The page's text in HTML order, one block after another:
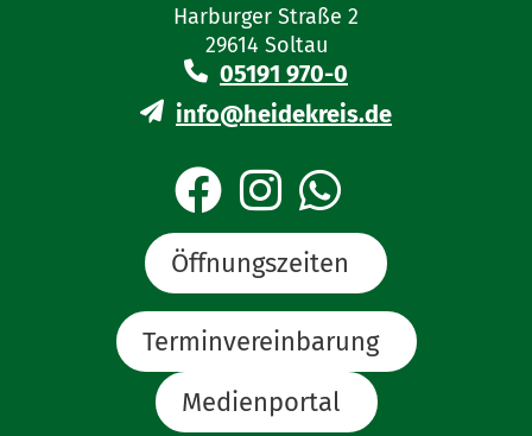
Harburger Straße 2
29614 Soltau
05191 970-0
info@heidekreis.de
Öffnungszeiten
Terminvereinbarung
Medienportal